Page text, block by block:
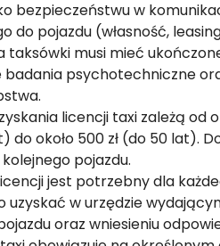
bezpieczeństwu w
do pojazdu (własność,
taksówki musi mieć
badania psychotechniczne
licencji taxi zależą od
do około 500 zł (do 50 lat).
pojazdu.
jest potrzebny dla
uzyskać w urzędzie
oraz wniesieniu